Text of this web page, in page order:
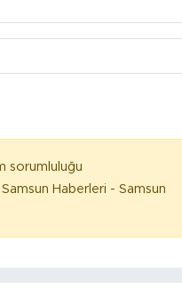
sorumluluğu
Haberleri - Samsun